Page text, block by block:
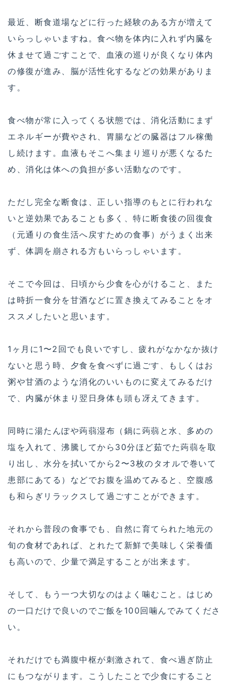
最近、断食道場などに行った経験のある方が増えて
いらっしゃいますね。食べ物を体内に入れず内臓を
休ませて過ごすことで、血液の巡りが良くなり体内
の修復が進み、脳が活性化するなどの効果がありま
す。
食べ物が常に入ってくる状態では、消化活動にまず
エネルギーが費やされ、胃腸などの臓器はフル稼働
し続けます。血液もそこへ集まり巡りが悪くなるた
め、消化は体への負担が多い活動なのです。
ただし完全な断食は、正しい指導のもとに行われな
いと逆効果であることも多く、特に断食後の回復食
（元通りの食生活へ戻すための食事）がうまく出来
ず、体調を崩される方もいらっしゃいます。
そこで今回は、日頃から少食を心がけること、また
は時折一食分を甘酒などに置き換えてみることをオ
ススメしたいと思います。
1ヶ月に1〜2回でも良いですし、疲れがなかなか抜け
ないと思う時、夕食を食べずに過ごす、もしくはお
粥や甘酒のような消化のいいものに変えてみるだけ
で、内臓が休まり翌日身体も頭も冴えてきます。
同時に湯たんぽや蒟蒻湿布（鍋に蒟蒻と水、多めの
塩を入れて、沸騰してから30分ほど茹でた蒟蒻を取
り出し、水分を拭いてから2〜3枚のタオルで巻いて
患部にあてる）などでお腹を温めてみると、空腹感
も和らぎリラックスして過ごすことができます。
それから普段の食事でも、自然に育てられた地元の
旬の食材であれば、とれたて新鮮で美味しく栄養価
も高いので、少量で満足することが出来ます。
そして、もう一つ大切なのはよく噛むこと。はじめ
の一口だけで良いのでご飯を100回噛んでみてくださ
い。
それだけでも満腹中枢が刺激されて、食べ過ぎ防止
にもつながります。こうしたことで少食にすること